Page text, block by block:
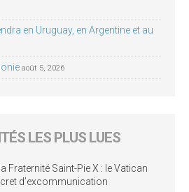
en Uruguay, en Argentine et au
août 5, 2026
LES PLUS LUES
Fraternité Saint-Pie X : le Vatican
d’excommunication